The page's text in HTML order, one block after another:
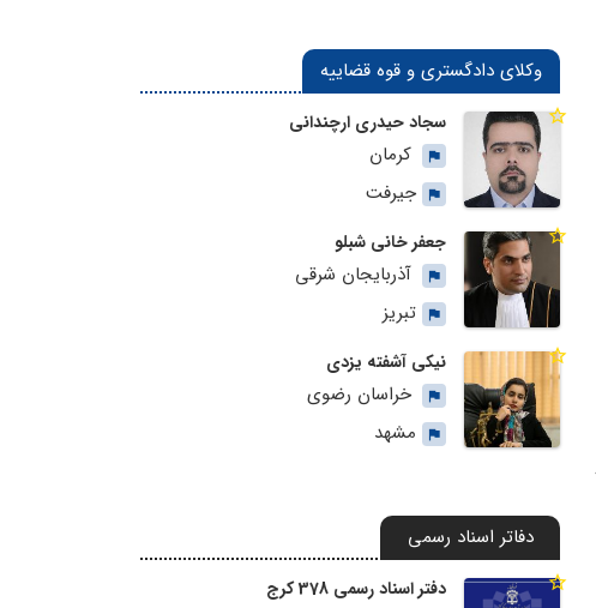
وکلای دادگستری و قوه قضاییه
سجاد حیدری ارچندانی
کرمان
جیرفت
جعفر خانی شبلو
آذربایجان شرقی
تبریز
نیکی آشفته یزدی
خراسان رضوی
مشهد
دفاتر اسناد رسمی
دفتر اسناد رسمی 378 کرج